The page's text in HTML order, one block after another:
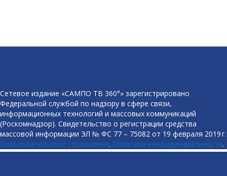
Сетевое издание «САМПО ТВ 360°» зарегистрировано
Федеральной службой по надзору в сфере связи,
информационных технологий и массовых коммуникаций
(Роскомнадзор). Свидетельство о регистрации средства
массовой информации ЭЛ № ФС 77 – 75082 от 19 февраля 2019 г.
Пользовательское соглашение. Политика конфиденциальности.